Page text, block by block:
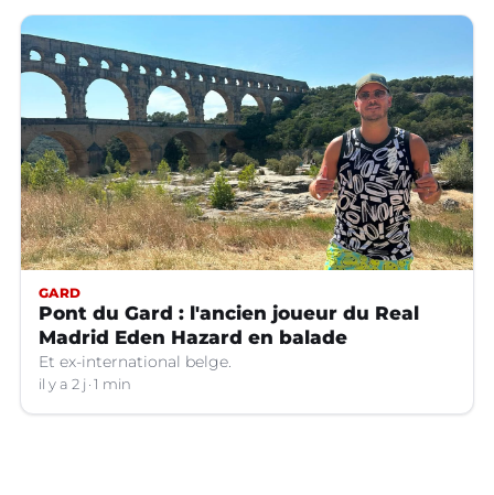
GARD
Pont du Gard : l'ancien joueur du Real
Madrid Eden Hazard en balade
Et ex-international belge.
il y a 2 j 1 min